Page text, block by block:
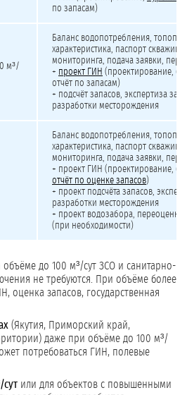
по запасам)
м³/
Баланс водопотребления,
характеристика, паспорт
мониторинга, подача заявки,
+ проект ГИН (проектирование,
отчёт по запасам)
+ подсчёт запасов, экспертиза
разработки месторождения
Баланс водопотребления,
характеристика, паспорт
мониторинга, подача заявки,
+ проект ГИН (проектирование,
отчёт по оценке запасов)
+ проект подсчёта запасов,
разработки месторождения
+ проект водозабора, переоценка
(при необходимости)
объёме до 100 м³/сут ЗСО и санитарно-
не требуются. При объёме более
оценка запасов, государственная
(Якутия, Приморский край,
даже при объёме до 100 м³/
потребоваться ГИН, полевые
или для объектов с повышенными